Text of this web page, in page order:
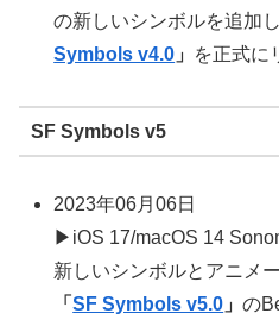
の新しいシンボルを追加
Symbols v4.0 」 を正式に
SF Symbols v5
2023年06月06日
▶iOS 17/macOS 14
新しいシンボルとアニメ
「SF Symbols v5.0 」の